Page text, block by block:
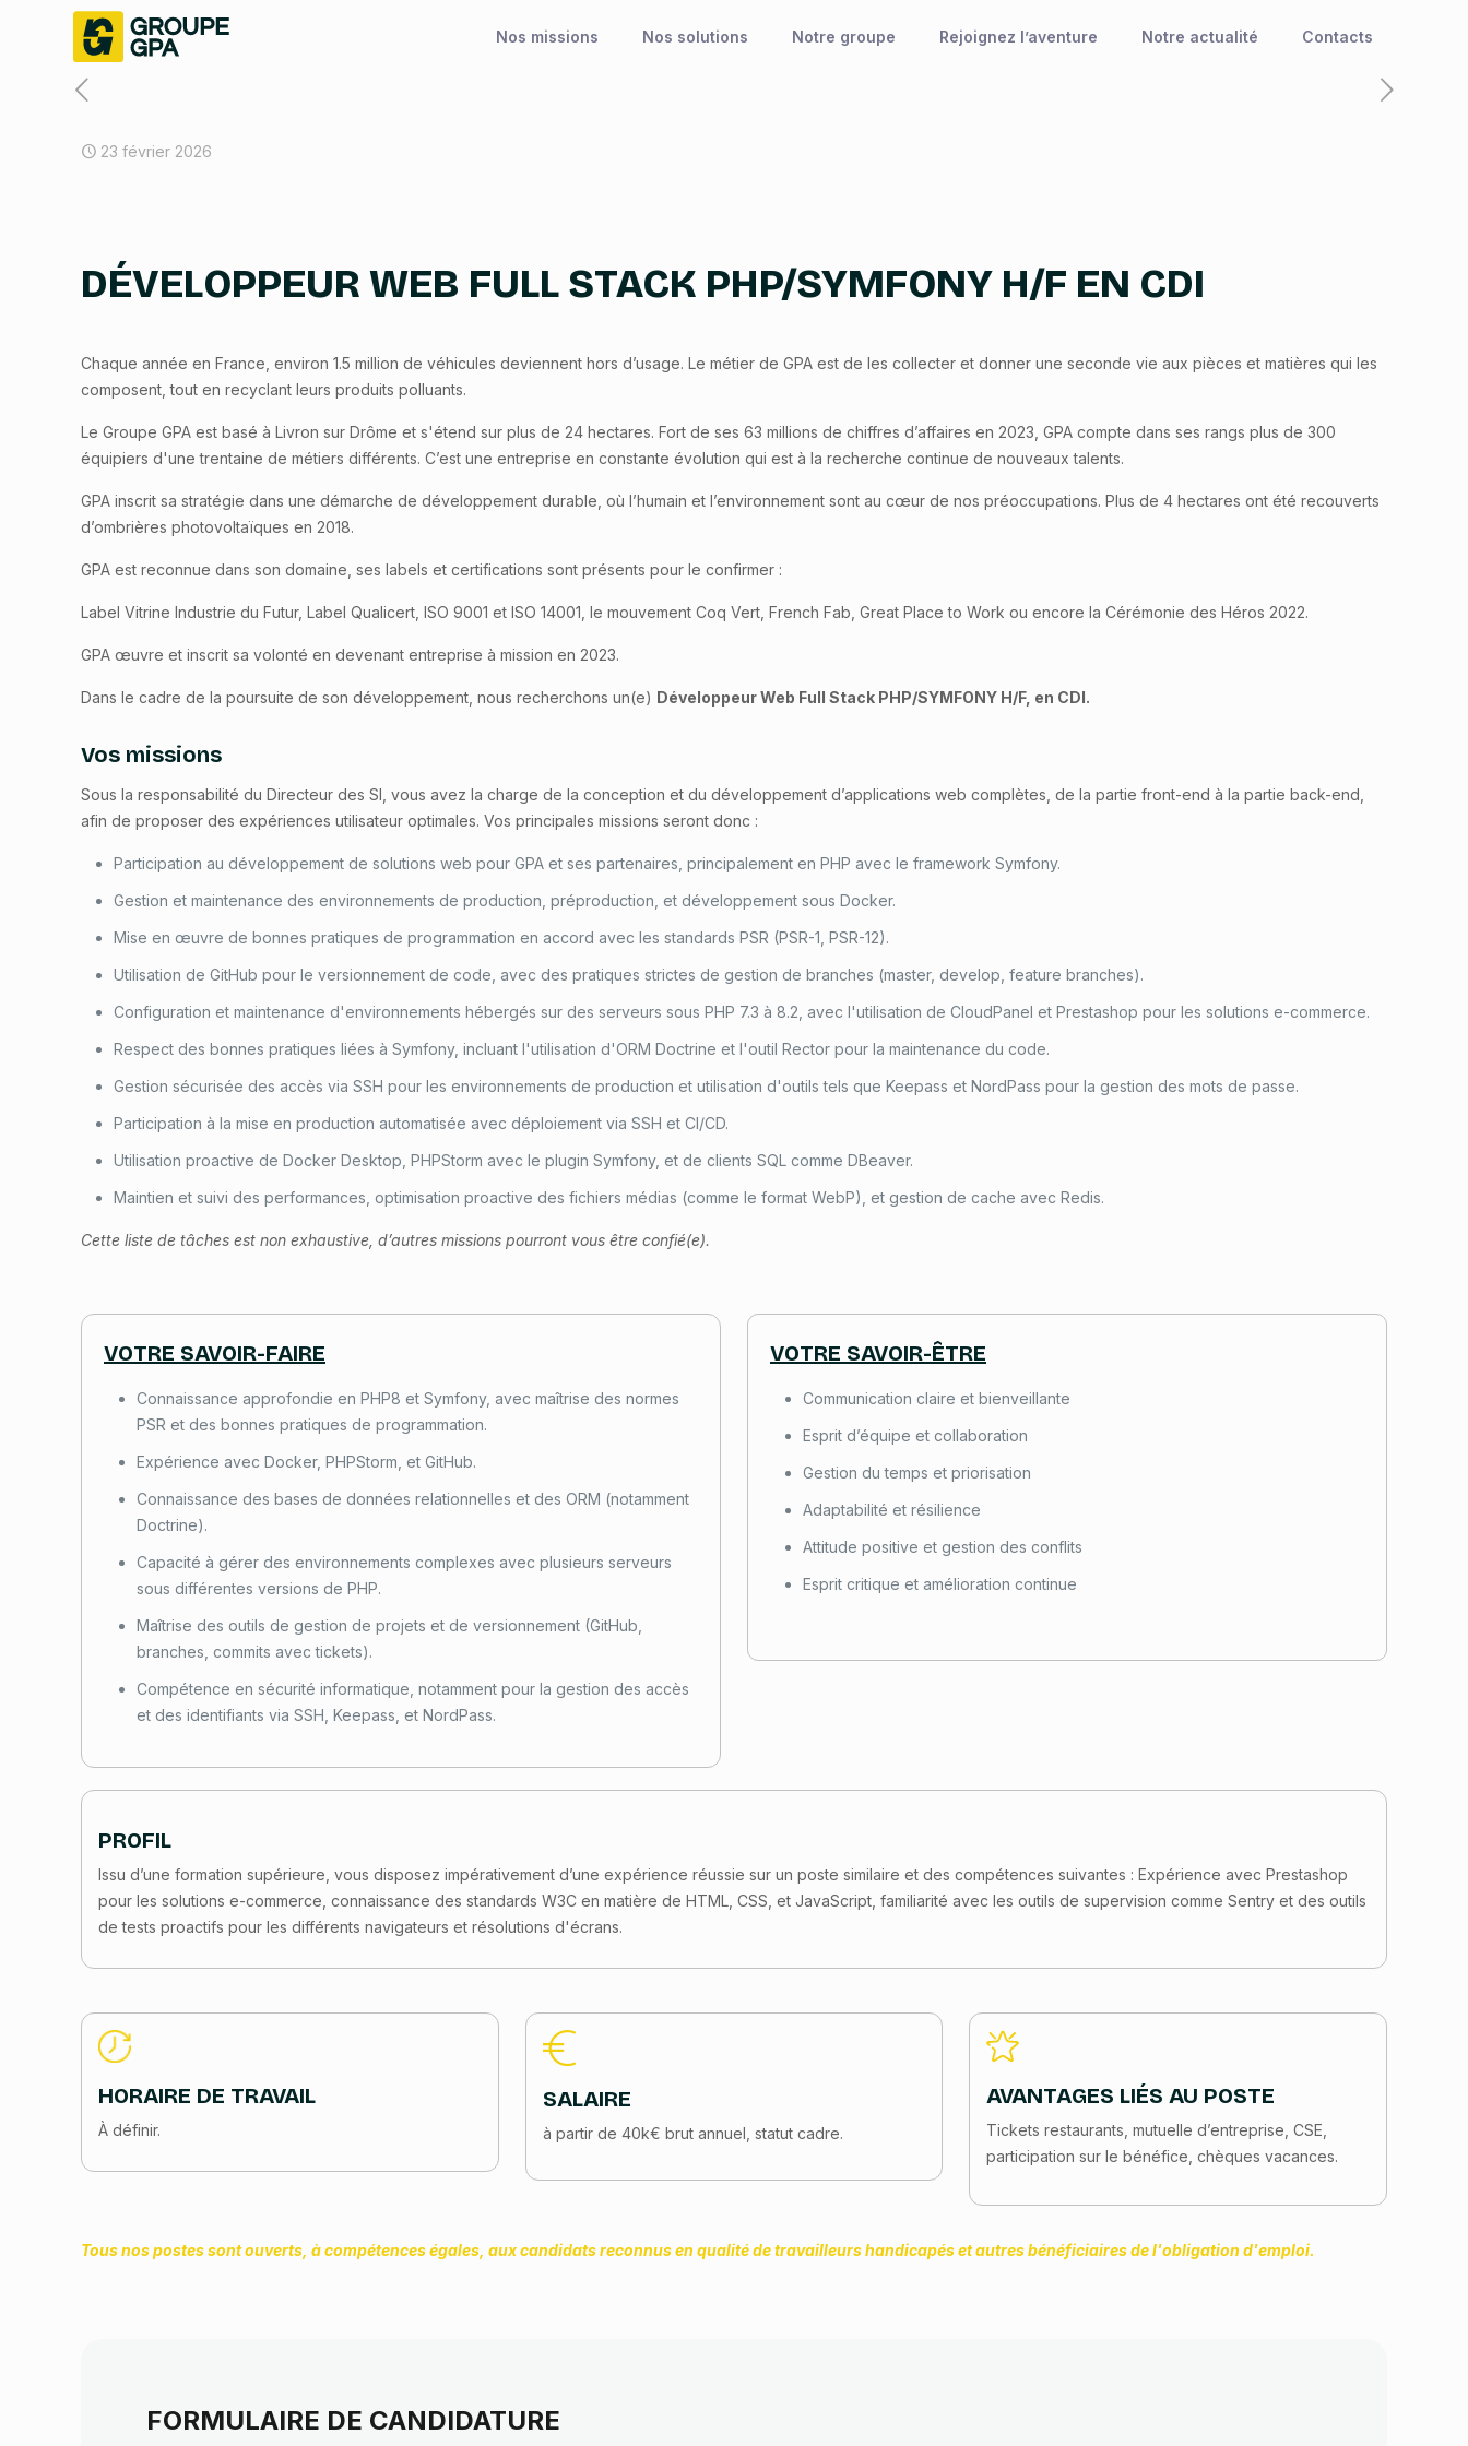
Nos missions Nos solutions Notre groupe Rejoignez l’aventure Notre actualité Contacts
23 février 2026
DÉVELOPPEUR WEB FULL STACK PHP/SYMFONY H/F EN CDI
Chaque année en France, environ 1.5 million de véhicules deviennent hors d’usage. Le métier de GPA est de les collecter et donner une seconde vie aux pièces et matières qui les
composent, tout en recyclant leurs produits polluants.
Le Groupe GPA est basé à Livron sur Drôme et s'étend sur plus de 24 hectares. Fort de ses 63 millions de chiffres d’affaires en 2023, GPA compte dans ses rangs plus de 300
équipiers d'une trentaine de métiers différents. C’est une entreprise en constante évolution qui est à la recherche continue de nouveaux talents.
GPA inscrit sa stratégie dans une démarche de développement durable, où l’humain et l’environnement sont au cœur de nos préoccupations. Plus de 4 hectares ont été recouverts
d’ombrières photovoltaïques en 2018.
GPA est reconnue dans son domaine, ses labels et certifications sont présents pour le confirmer :
Label Vitrine Industrie du Futur, Label Qualicert, ISO 9001 et ISO 14001, le mouvement Coq Vert, French Fab, Great Place to Work ou encore la Cérémonie des Héros 2022.
GPA œuvre et inscrit sa volonté en devenant entreprise à mission en 2023.
Dans le cadre de la poursuite de son développement, nous recherchons un(e) Développeur Web Full Stack PHP/SYMFONY H/F, en CDI.
Vos missions
Sous la responsabilité du Directeur des SI, vous avez la charge de la conception et du développement d’applications web complètes, de la partie front-end à la partie back-end,
afin de proposer des expériences utilisateur optimales. Vos principales missions seront donc :
Participation au développement de solutions web pour GPA et ses partenaires, principalement en PHP avec le framework Symfony.
Gestion et maintenance des environnements de production, préproduction, et développement sous Docker.
Mise en œuvre de bonnes pratiques de programmation en accord avec les standards PSR (PSR-1, PSR-12).
Utilisation de GitHub pour le versionnement de code, avec des pratiques strictes de gestion de branches (master, develop, feature branches).
Configuration et maintenance d'environnements hébergés sur des serveurs sous PHP 7.3 à 8.2, avec l'utilisation de CloudPanel et Prestashop pour les solutions e-commerce.
Respect des bonnes pratiques liées à Symfony, incluant l'utilisation d'ORM Doctrine et l'outil Rector pour la maintenance du code.
Gestion sécurisée des accès via SSH pour les environnements de production et utilisation d'outils tels que Keepass et NordPass pour la gestion des mots de passe.
Participation à la mise en production automatisée avec déploiement via SSH et CI/CD.
Utilisation proactive de Docker Desktop, PHPStorm avec le plugin Symfony, et de clients SQL comme DBeaver.
Maintien et suivi des performances, optimisation proactive des fichiers médias (comme le format WebP), et gestion de cache avec Redis.
Cette liste de tâches est non exhaustive, d’autres missions pourront vous être confié(e).
VOTRE SAVOIR-FAIRE
Connaissance approfondie en PHP8 et Symfony, avec maîtrise des normes
PSR et des bonnes pratiques de programmation.
Expérience avec Docker, PHPStorm, et GitHub.
Connaissance des bases de données relationnelles et des ORM (notamment
Doctrine).
Capacité à gérer des environnements complexes avec plusieurs serveurs
sous différentes versions de PHP.
Maîtrise des outils de gestion de projets et de versionnement (GitHub,
branches, commits avec tickets).
Compétence en sécurité informatique, notamment pour la gestion des accès
et des identifiants via SSH, Keepass, et NordPass.
VOTRE SAVOIR-ÊTRE
Communication claire et bienveillante
Esprit d’équipe et collaboration
Gestion du temps et priorisation
Adaptabilité et résilience
Attitude positive et gestion des conflits
Esprit critique et amélioration continue
PROFIL
Issu d’une formation supérieure, vous disposez impérativement d’une expérience réussie sur un poste similaire et des compétences suivantes : Expérience avec Prestashop
pour les solutions e-commerce, connaissance des standards W3C en matière de HTML, CSS, et JavaScript, familiarité avec les outils de supervision comme Sentry et des outils
de tests proactifs pour les différents navigateurs et résolutions d'écrans.
HORAIRE DE TRAVAIL
À définir.
SALAIRE
à partir de 40k€ brut annuel, statut cadre.
AVANTAGES LIÉS AU POSTE
Tickets restaurants, mutuelle d’entreprise, CSE,
participation sur le bénéfice, chèques vacances.
Tous nos postes sont ouverts, à compétences égales, aux candidats reconnus en qualité de travailleurs handicapés et autres bénéficiaires de l'obligation d'emploi.
FORMULAIRE DE CANDIDATURE